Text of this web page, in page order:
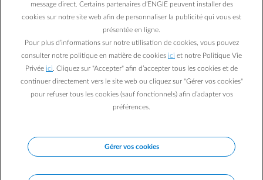
Dans une maison, il y a toujours des frais à faire. Un joint à
remplacer, une chasse qui coule, la chaudière qui tombe en
panne… Au bout de l’année, le budget finit par chiffrer. On
a tenté de faire les comptes.
message direct. Certains partenaires d’ENGIE peuvent installer des
cookies sur notre site web afin de personnaliser la publicité qui vous est
présentée en ligne.
Pour plus d’informations sur notre utilisation de cookies, vous pouvez
consulter notre politique en matière de cookies ici et notre Politique Vie
Privée ici . Cliquez sur "Accepter" afin d’accepter tous les cookies et de
continuer directement vers le site web ou cliquez sur "Gérer vos cookies"
pour refuser tous les cookies (sauf fonctionnels) afin d’adapter vos
préférences.
Gérer vos cookies